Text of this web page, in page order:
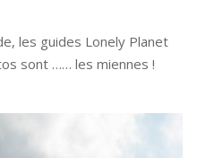
les guides Lonely Planet
sont …… les miennes !